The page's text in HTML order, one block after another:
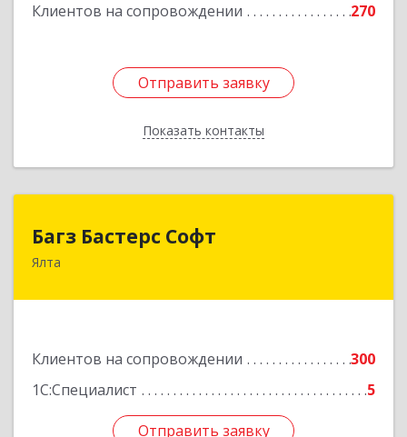
Клиентов на сопровождении 270
Отправить заявку
Показать контакты
Отправить заявку
Назад
Багз Бастерс Софт
Ялта
Клиентов на сопровождении
300
1С:Специалист
5
Отправить заявку
Багз Бастерс Софт
298603, Крым Респ, Ялта г, Свердлова ул, дом №
Отправить заявку